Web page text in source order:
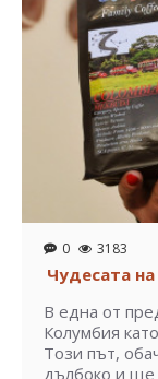
0 3183
Чудесата
В една от
Колумбия
Този път,
дълбоко и ще